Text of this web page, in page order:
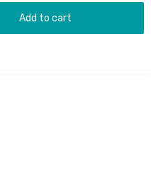
Add to cart